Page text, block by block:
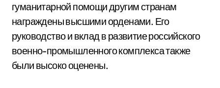
гуманитарной помощи другим странам
награждены высшими орденами. Его
руководство и вклад в развитие российского
военно-промышленного комплекса также
были высоко оценены.